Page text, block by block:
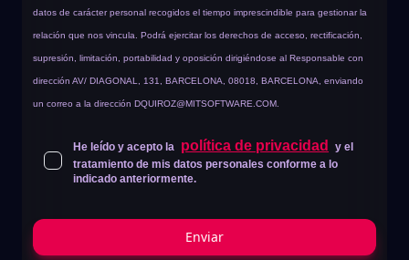
datos de carácter personal recogidos el tiempo imprescindible para gestionar la
relación que nos vincula. Podrá ejercitar los derechos de acceso, rectificación,
supresión, limitación, portabilidad y oposición dirigiéndose al Responsable con
dirección AV/ DIAGONAL, 131, BARCELONA, 08018, BARCELONA, enviando
un correo a la dirección DQUIROZ@MITSOFTWARE.COM
He leído y acepto la política de privacidad
y el
tratamiento de mis datos personales conforme a lo
indicado anteriormente.
Enviar